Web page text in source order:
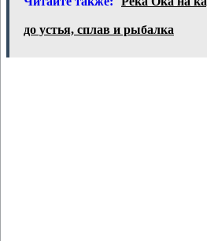
до устья, сплав и рыбалка